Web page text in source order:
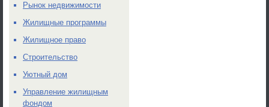
Рынок недвижимости
Жилищные программы
Жилищное право
Строительство
Уютный дом
Управление жилищным
фондом